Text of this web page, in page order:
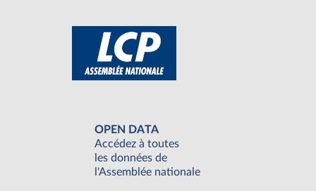
OPEN DATA
Accédez à toutes
les données de
l'Assemblée nationale